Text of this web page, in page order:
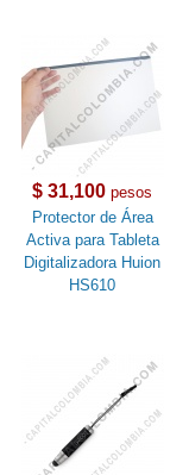
$ 31,100 pesos
Protector de Área
Activa para Tableta
Digitalizadora Huion
HS610